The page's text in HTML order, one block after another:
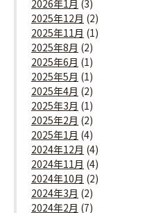
2026年1月 (3)
2025年12月 (2)
2025年11月 (1)
2025年8月 (2)
2025年6月 (1)
2025年5月 (1)
2025年4月 (2)
2025年3月 (1)
2025年2月 (2)
2025年1月 (4)
2024年12月 (4)
2024年11月 (4)
2024年10月 (2)
2024年3月 (2)
2024年2月 (7)